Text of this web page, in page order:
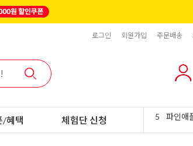
로그인 회원가입 주문배송
/혜택 체험단 신청
스위트콘
6 슈가시